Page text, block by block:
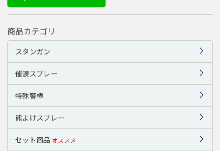
商品カテゴリ
スタンガン
催涙スプレー
特殊警棒
熊よけスプレー
セット商品 オススメ